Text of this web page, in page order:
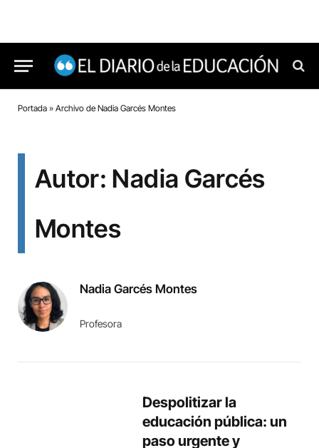
Portada » Archivo de Nadia Garcés Montes
Autor: Nadia Garcés
Montes
Nadia Garcés Montes
Profesora
Despolitizar la
educación pública: un
paso urgente y